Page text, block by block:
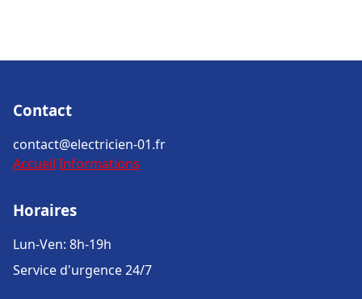
Contact
contact@electricien-01.fr
Accueil Informations
Horaires
Lun-Ven: 8h-19h
Service d'urgence 24/7